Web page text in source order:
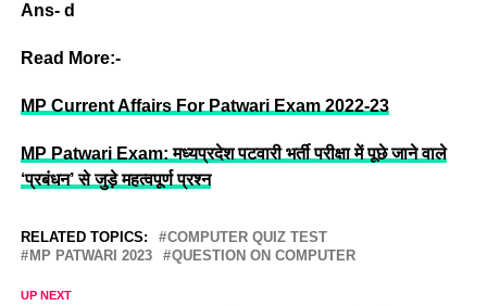
Ans- d
Read More:-
MP Current Affairs For Patwari Exam 2022-23
MP Patwari Exam: मध्यप्रदेश पटवारी भर्ती परीक्षा में पूछे जाने वाले
‘प्रबंधन’ से जुड़े महत्वपूर्ण प्रश्न
RELATED TOPICS:
COMPUTER QUIZ TEST
MP PATWARI 2023
QUESTION ON COMPUTER
UP NEXT